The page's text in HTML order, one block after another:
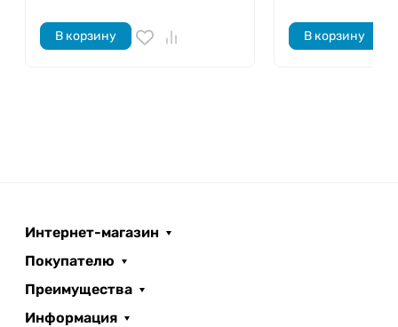
В корзину В корзину
Интернет-магазин
Покупателю
Преимущества
Информация